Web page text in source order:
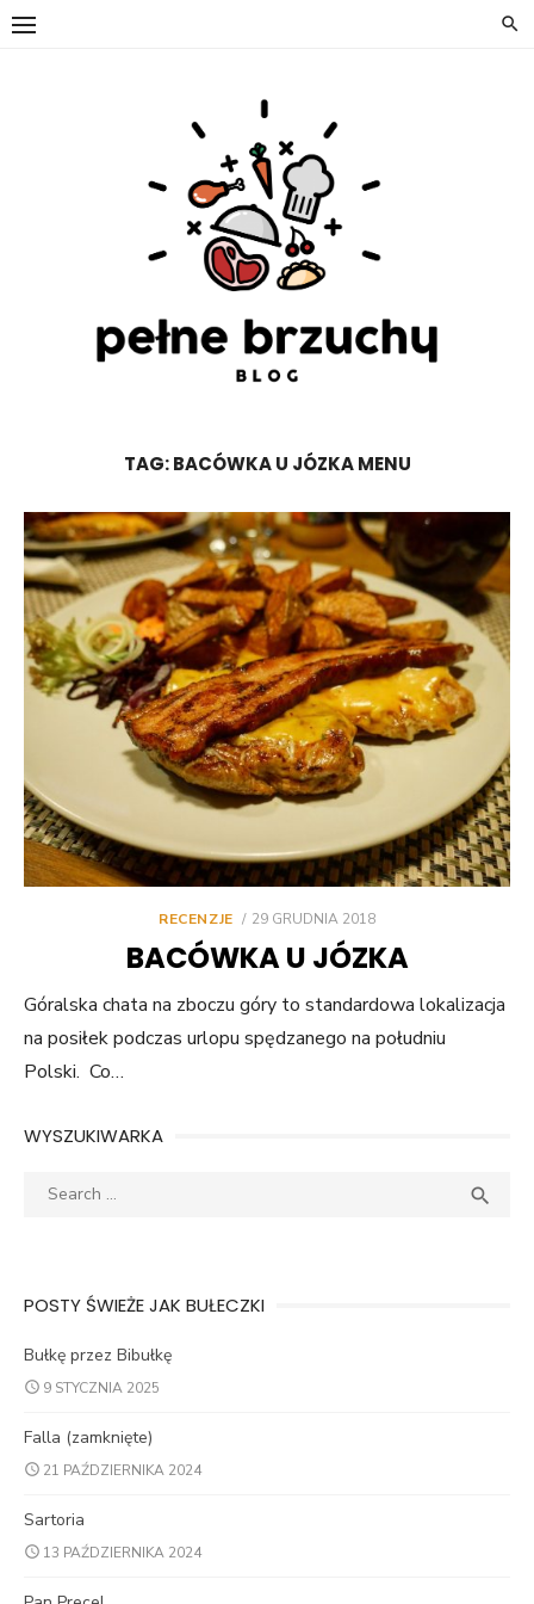
Skip
TAG:BACÓWKA U JÓZKA MENU
RECENZJE
POSTED
29 GRUDNIA 2018
BACÓWKA U JÓZKA
Góralska chata na zboczu góry to standardowa lokalizacja
na posiłek podczas urlopu spędzanego na południu
Polski. Co…
WYSZUKIWARKA
Search

POSTY ŚWIEŻE JAK BUŁECZKI
Bułkę przez Bibułkę
9 STYCZNIA 2025
Falla (zamknięte)
21 PAŹDZIERNIKA 2024
Sartoria
13 PAŹDZIERNIKA 2024